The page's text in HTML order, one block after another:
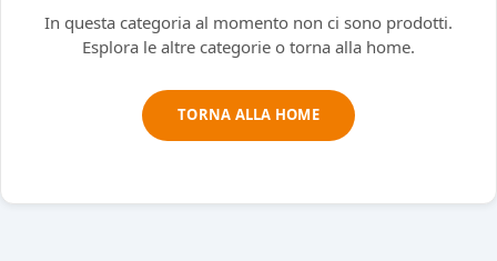
In questa categoria al momento non ci sono prodotti.
Esplora le altre categorie o torna alla home.
TORNA ALLA HOME